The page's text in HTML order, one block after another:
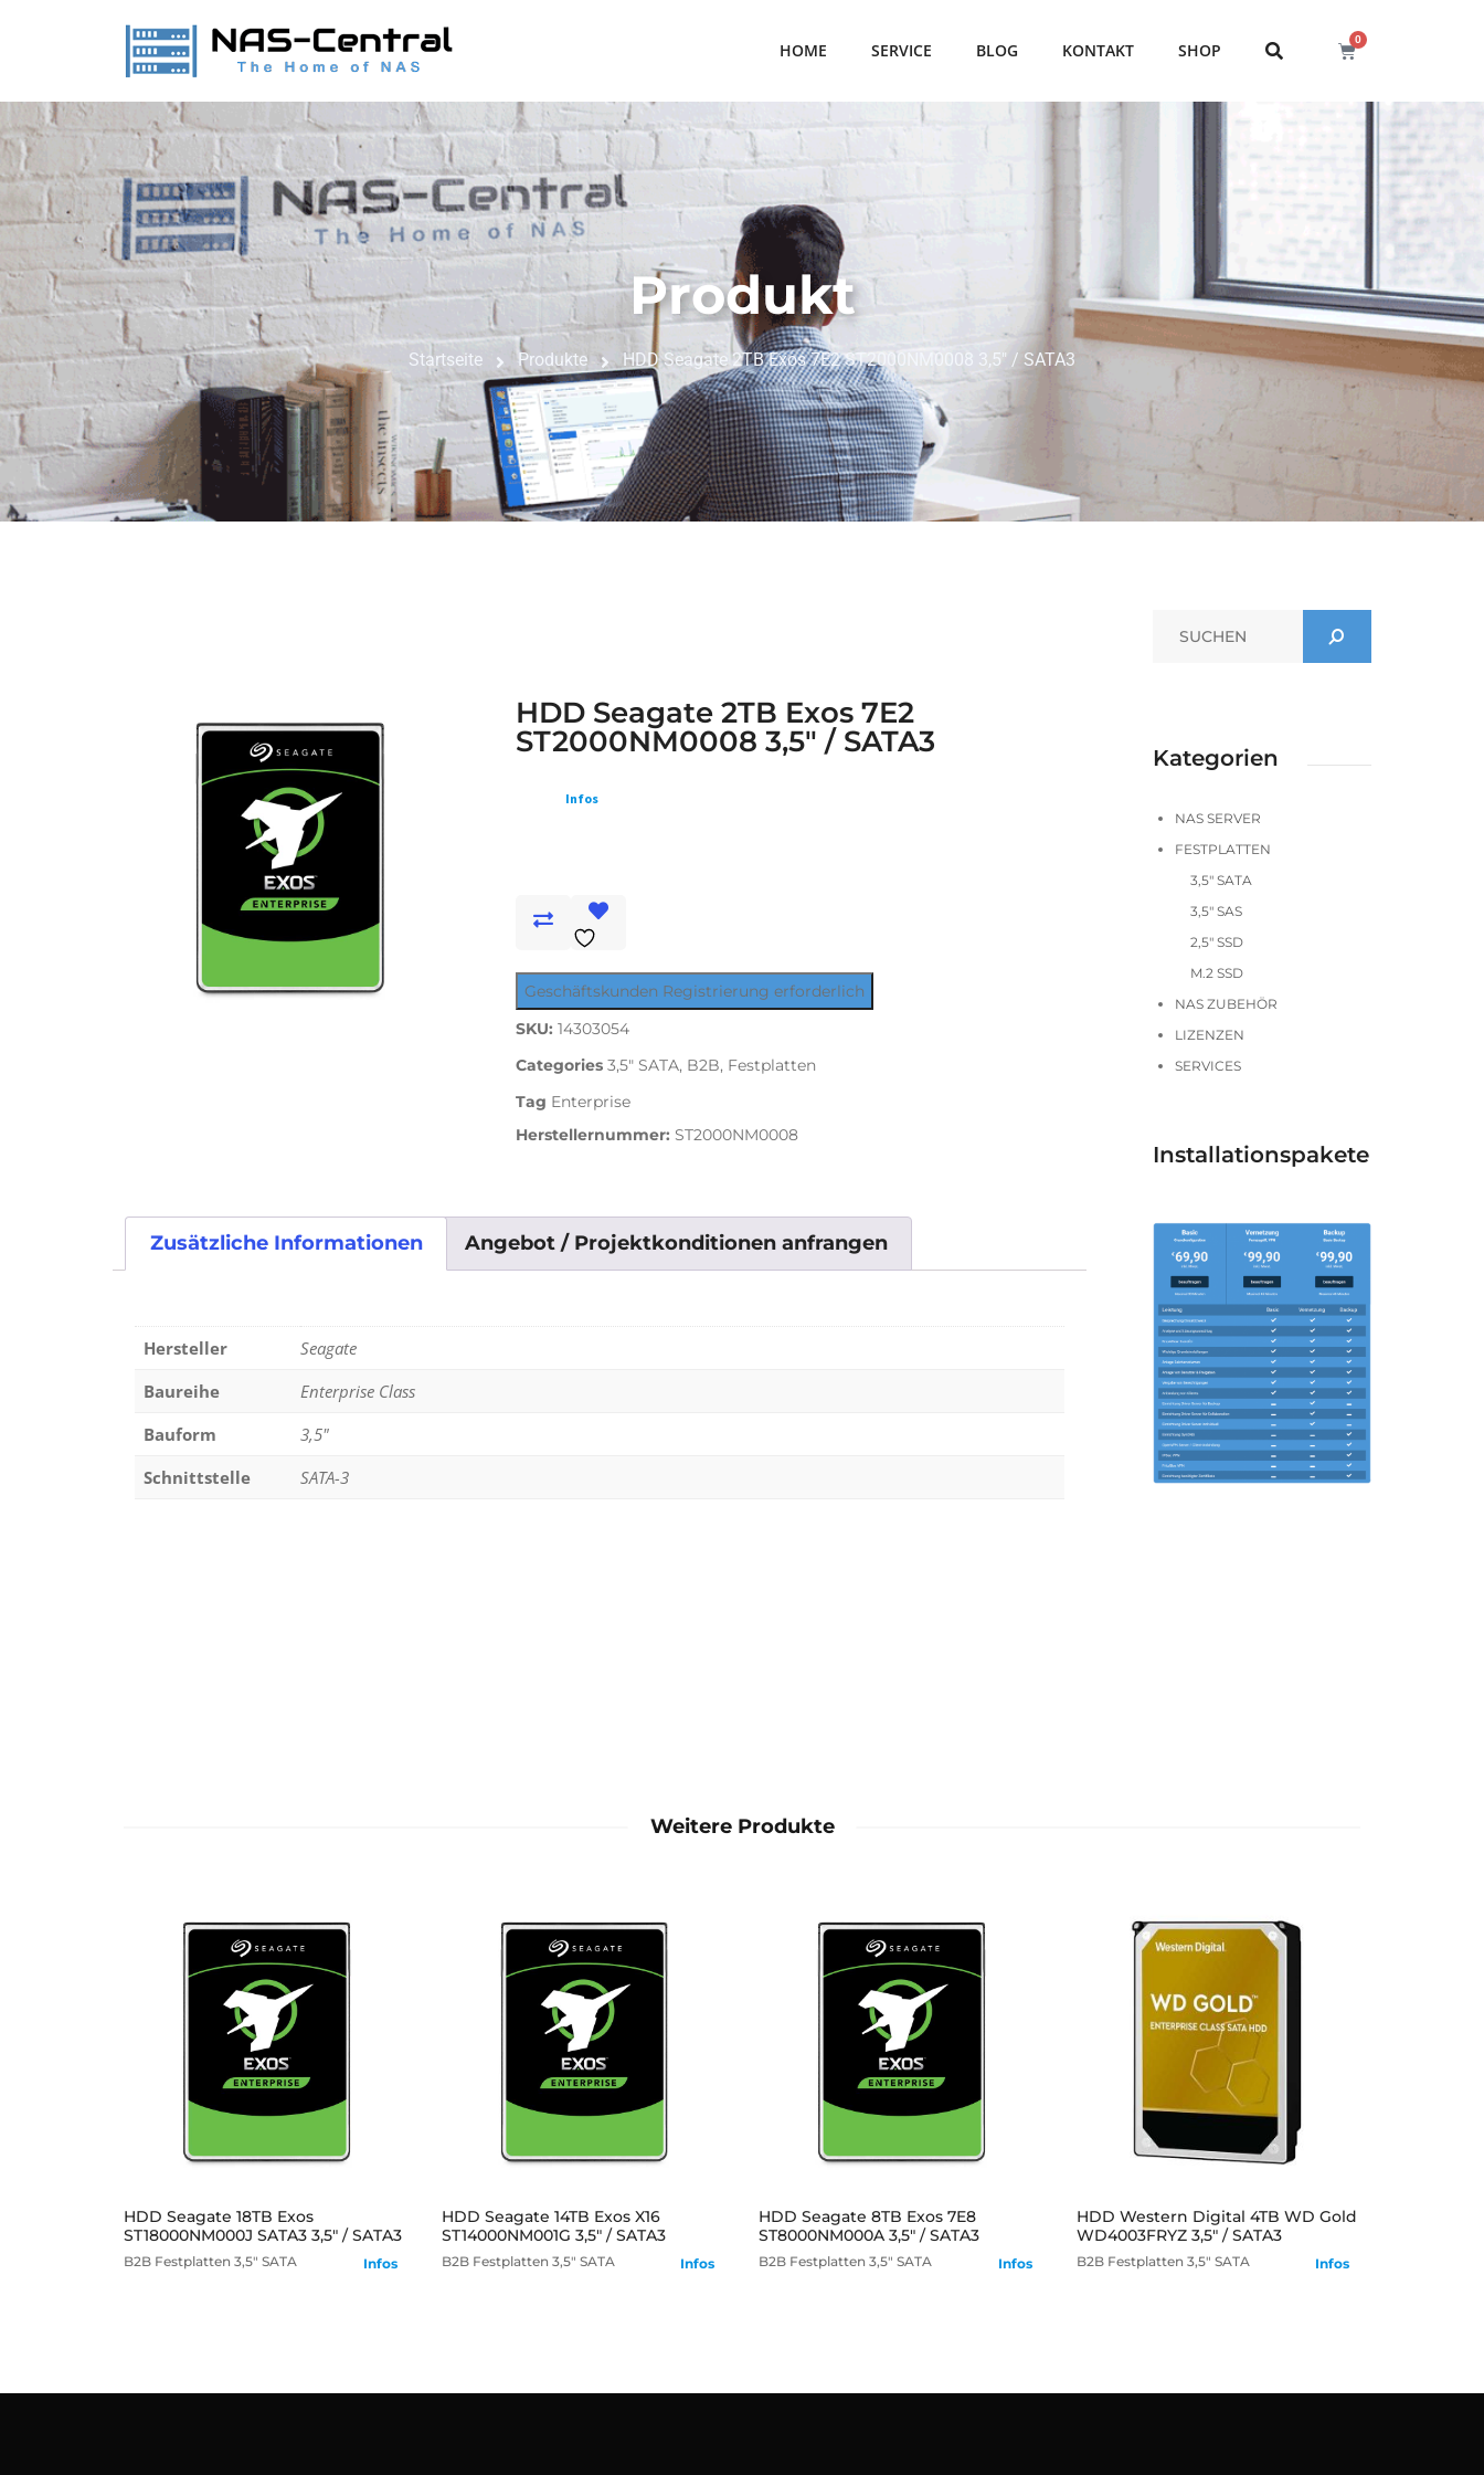
HOME SERVICE BLOG KONTAKT SHOP
0
Produkt
Startseite Produkte HDD Seagate 2TB Exos 7E2 ST2000NM0008 3,5" / SATA3
HDD Seagate 2TB Exos 7E2
ST2000NM0008 3,5" / SATA3
Infos
Geschäftskunden Registrierung erforderlich
SKU: 14303054
Categories 3,5" SATA, B2B, Festplatten
Tag Enterprise
Herstellernummer: ST2000NM0008
Zusätzliche Informationen Angebot / Projektkonditionen anfrangen
Hersteller
Seagate
Baureihe
Enterprise Class
Bauform
3,5"
Schnittstelle
SATA-3
Kategorien
NAS SERVER
FESTPLATTEN
3,5" SATA
3,5" SAS
2,5" SSD
M.2 SSD
NAS ZUBEHÖR
LIZENZEN
SERVICES
Installationspakete
Weitere Produkte
mehr
HDD Seagate 18TB Exos
ST18000NM000J SATA3 3,5" / SATA3
B2B Festplatten 3,5" SATA Infos
mehr
HDD Seagate 14TB Exos X16
ST14000NM001G 3,5" / SATA3
B2B Festplatten 3,5" SATA Infos
mehr
HDD Seagate 8TB Exos 7E8
ST8000NM000A 3,5" / SATA3
B2B Festplatten 3,5" SATA Infos
mehr
HDD Western Digital 4TB WD Gold
WD4003FRYZ 3,5" / SATA3
B2B Festplatten 3,5" SATA Infos